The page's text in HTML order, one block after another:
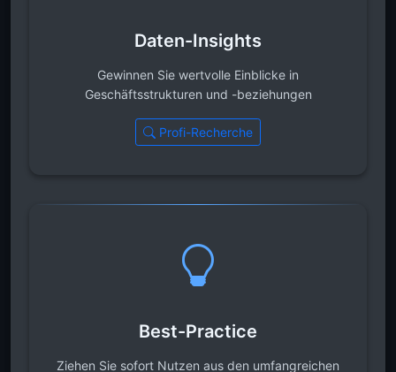
Daten-Insights
Gewinnen Sie wertvolle Einblicke in
Geschäftsstrukturen und -beziehungen
Profi-Recherche
Best-Practice
Ziehen Sie sofort Nutzen aus den umfangreichen